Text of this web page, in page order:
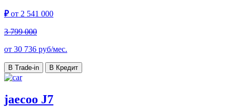
₽от 2 541 000
3 799 000
от 30 736 руб/мес.
В Trade-in В Кредит
jaecoo J7